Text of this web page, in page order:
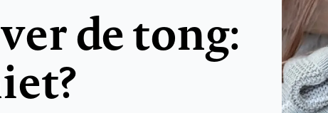
de tong: